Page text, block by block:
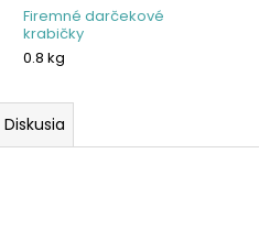
Firemné darčekové
krabičky
0.8 kg
Diskusia